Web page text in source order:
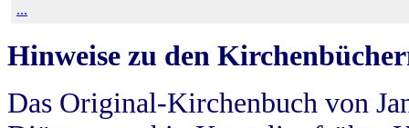
...
Hinweise zu den
Das Original-Kirchenbuch von